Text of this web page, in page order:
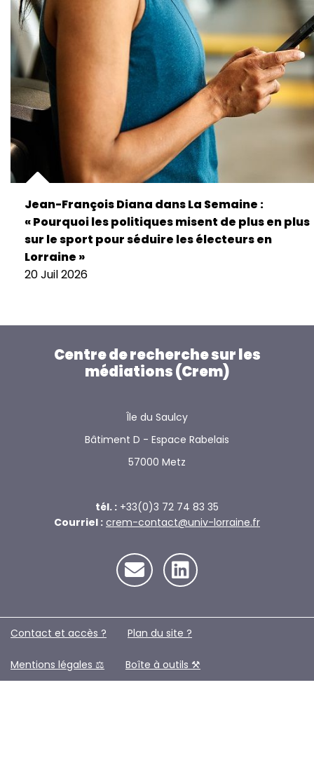
Jean-François Diana dans La Semaine :
« Pourquoi les politiques misent de plus en plus
sur le sport pour séduire les électeurs en
Lorraine »
20 Juil 2026
Centre de recherche sur les
médiations (Crem)
Île du Saulcy
Bâtiment D - Espace Rabelais
57000 Metz
tél. : +33(0)3 72 74 83 35
Courriel : crem-contact@univ-lorraine.fr
Contact et accès ? Plan du site ?️
Mentions légales ⚖️ Boîte à outils ⚒️